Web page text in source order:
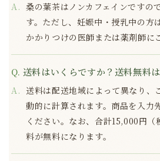
桑の葉茶はノンカフェインですの
す。ただし、妊娠中・授乳中の方
かかりつけの医師または薬剤師に
送料はいくらですか？送料無料
送料は配送地域によって異なり、
動的に計算されます。商品を入力
ください。なお、合計15,000円
料が無料になります。